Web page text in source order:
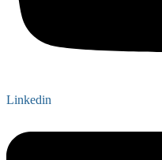
Linkedin